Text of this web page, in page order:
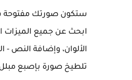
ستكون صورتك مفتوحة
ابحث عن جميع الميزات
الألوان، وإضافة النص
تلطيخ صورة بإصبع مبلل